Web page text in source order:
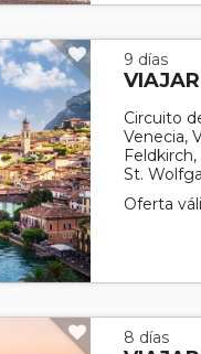
9 días
Circuito
Venecia,
St.
Oferta
8 días